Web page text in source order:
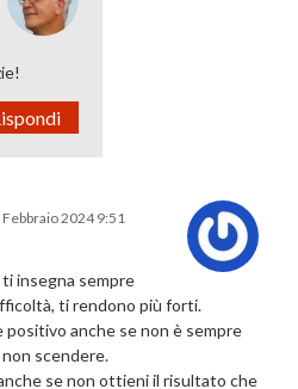
Febbraio 2024 9:51
insegna sempre
ti rendono più forti.
positivo anche se non è sempre
scendere.
se non ottieni il risultato che